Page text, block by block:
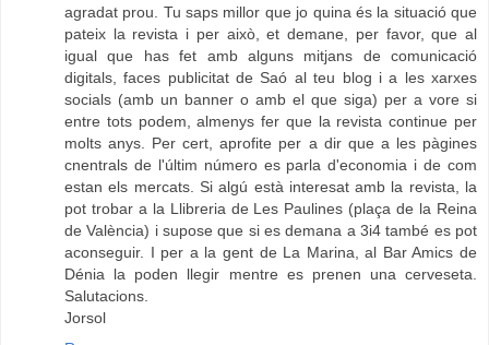
agradat prou. Tu saps millor que jo quina és la situació que
pateix la revista i per això, et demane, per favor, que al
igual que has fet amb alguns mitjans de comunicació
digitals, faces publicitat de Saó al teu blog i a les xarxes
socials (amb un banner o amb el que siga) per a vore si
entre tots podem, almenys fer que la revista continue per
molts anys. Per cert, aprofite per a dir que a les pàgines
cnentrals de l'últim número es parla d'economia i de com
estan els mercats. Si algú està interesat amb la revista, la
pot trobar a la Llibreria de Les Paulines (plaça de la Reina
de València) i supose que si es demana a 3i4 també es pot
aconseguir. I per a la gent de La Marina, al Bar Amics de
Dénia la poden llegir mentre es prenen una cerveseta.
Salutacions.
Jorsol